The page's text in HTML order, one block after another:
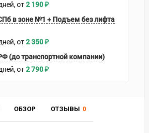
ОБЗОР ОТЗЫВЫ 0
2 190₽
в зоне №1 + Подъем без лифта
2 350₽
(до транспортной компании)
2 790₽